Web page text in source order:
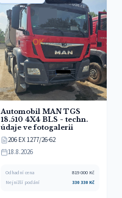
Automobil MAN TGS
18.510 4X4 BLS - techn.
údaje ve fotogalerii
206 EX 1277/26-62
18.8.2026
Odhadní cena 819 000 Kč
Nejnižší podání
330 330Kč